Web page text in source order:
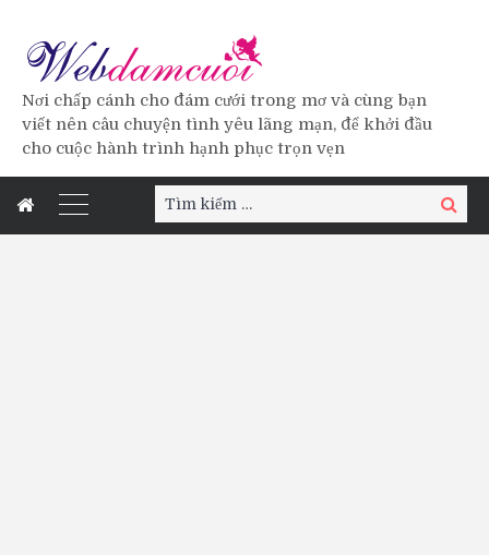
Nơi chấp cánh cho đám cưới trong mơ và cùng bạn
viết nên câu chuyện tình yêu lãng mạn, để khởi đầu
cho cuộc hành trình hạnh phục trọn vẹn
Tìm
kiếm:
Tìm
kiếm